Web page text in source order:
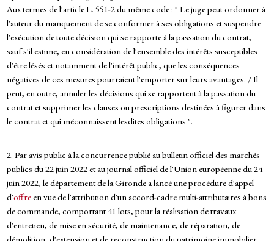
Aux termes de l'article L. 551-2 du même code : " Le juge peut ordonner à
l'auteur du manquement de se conformer à ses obligations et suspendre
l'exécution de toute décision qui se rapporte à la passation du contrat,
sauf s'il estime, en considération de l'ensemble des intérêts susceptibles
d'être lésés et notamment de l'intérêt public, que les conséquences
négatives de ces mesures pourraient l'emporter sur leurs avantages. / Il
peut, en outre, annuler les décisions qui se rapportent à la passation du
contrat et supprimer les clauses ou prescriptions destinées à figurer dans
le contrat et qui méconnaissent lesdites obligations ".
2. Par avis public à la concurrence publié au bulletin officiel des marchés
publics du 22 juin 2022 et au journal officiel de l'Union européenne du 24
juin 2022, le département de la Gironde a lancé une procédure d'appel
d'offreen vue de l'attribution d'un accord-cadre multi-attributaires à bons
de commande, comportant 41 lots, pour la réalisation de travaux
d'entretien, de mise en sécurité, de maintenance, de réparation, de